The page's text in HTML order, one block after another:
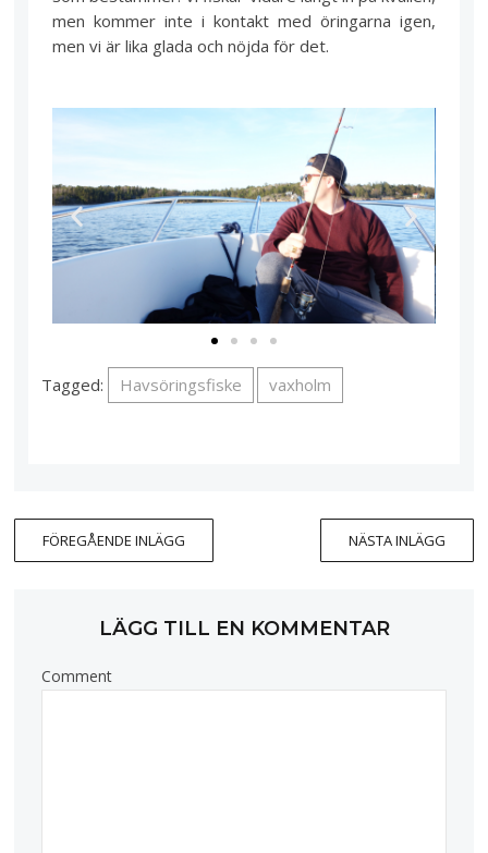
men kommer inte i kontakt med öringarna igen,
men vi är lika glada och nöjda för det.
Tagged: Havsöringsfiske vaxholm
FÖREGÅENDE INLÄGG NÄSTA INLÄGG
LÄGG TILL EN KOMMENTAR
Comment